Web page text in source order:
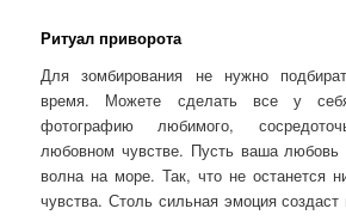
Ритуал приворота
Для зомбирования не нужно
время. Можете сделать все у
фотографию любимого,
любовном чувстве. Пусть ваша любовь
волна на море. Так, что не останется
чувства. Столь сильная эмоция создаст